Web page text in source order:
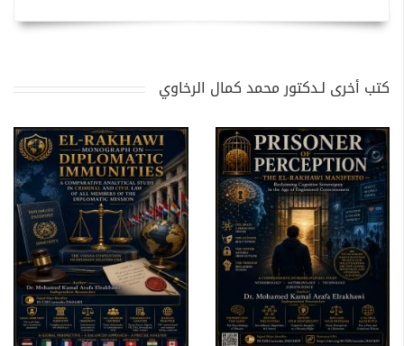
كتب أخرى لـدكتور محمد كمال الرخاوي